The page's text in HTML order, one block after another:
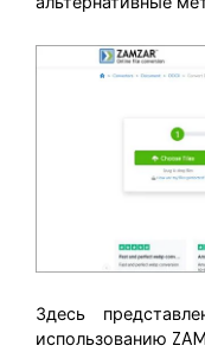
Здесь
использованию